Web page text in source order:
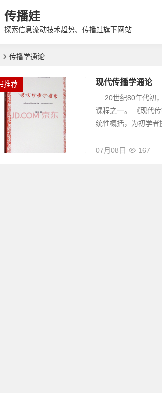
传播娃
探索信息流动技术趋势、传播蛙旗下网站
传播学通论
推荐 现代传播学通论
20世纪80年代初，
课程之一。 《现代
统性概括，为初学者
07月08日 167